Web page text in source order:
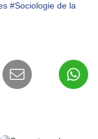
#Sociologie de la